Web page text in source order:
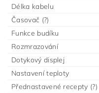
Délka kabelu
Časovač (?)
Funkce budíku
Rozmrazování
Dotykový displej
Nastavení teploty
Přednastavené recepty (?)